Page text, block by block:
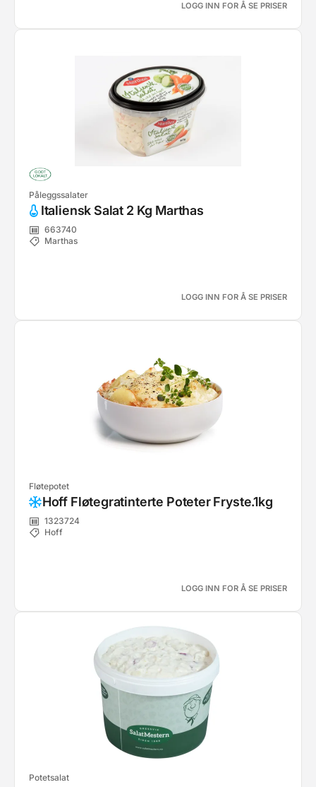
LOGG INN FOR Å SE PRISER
Påleggssalater
Italiensk Salat 2 Kg Marthas
663740
Marthas
LOGG INN FOR Å SE PRISER
Fløtepotet
Hoff Fløtegratinterte Poteter Fryste.1kg
1323724
Hoff
LOGG INN FOR Å SE PRISER
Potetsalat